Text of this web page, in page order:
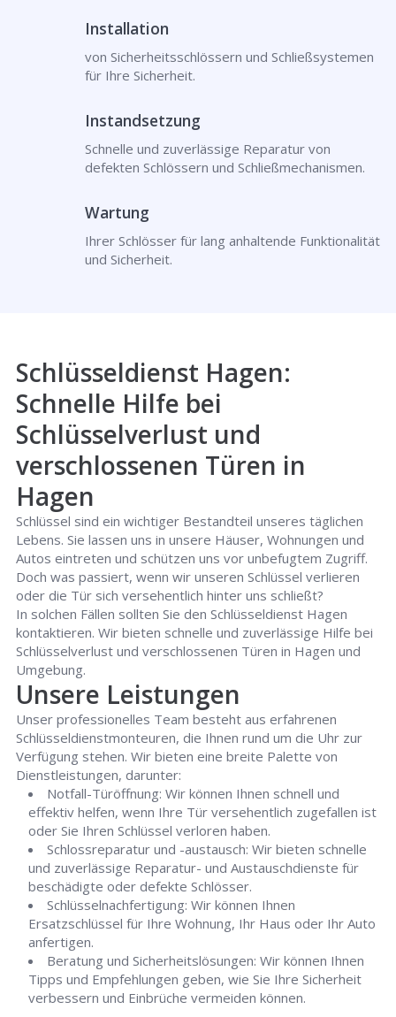
Installation
von Sicherheitsschlössern und Schließsystemen
für Ihre Sicherheit.
Instandsetzung
Schnelle und zuverlässige Reparatur von
defekten Schlössern und Schließmechanismen.
Wartung
Ihrer Schlösser für lang anhaltende Funktionalität
und Sicherheit.
Schlüsseldienst Hagen:
Schnelle Hilfe bei
Schlüsselverlust und
verschlossenen Türen in
Hagen
Schlüssel sind ein wichtiger Bestandteil unseres täglichen
Lebens. Sie lassen uns in unsere Häuser, Wohnungen und
Autos eintreten und schützen uns vor unbefugtem Zugriff.
Doch was passiert, wenn wir unseren Schlüssel verlieren
oder die Tür sich versehentlich hinter uns schließt?
In solchen Fällen sollten Sie den Schlüsseldienst Hagen
kontaktieren. Wir bieten schnelle und zuverlässige Hilfe bei
Schlüsselverlust und verschlossenen Türen in Hagen und
Umgebung.
Unsere Leistungen
Unser professionelles Team besteht aus erfahrenen
Schlüsseldienstmonteuren, die Ihnen rund um die Uhr zur
Verfügung stehen. Wir bieten eine breite Palette von
Dienstleistungen, darunter:
Notfall-Türöffnung: Wir können Ihnen schnell und
effektiv helfen, wenn Ihre Tür versehentlich zugefallen ist
oder Sie Ihren Schlüssel verloren haben.
Schlossreparatur und -austausch: Wir bieten schnelle
und zuverlässige Reparatur- und Austauschdienste für
beschädigte oder defekte Schlösser.
Schlüsselnachfertigung: Wir können Ihnen
Ersatzschlüssel für Ihre Wohnung, Ihr Haus oder Ihr Auto
anfertigen.
Beratung und Sicherheitslösungen: Wir können Ihnen
Tipps und Empfehlungen geben, wie Sie Ihre Sicherheit
verbessern und Einbrüche vermeiden können.